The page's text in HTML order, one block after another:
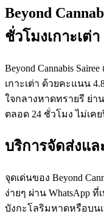
Beyond
ชั่วโมงเกาะเต่า
Beyond Cannabis
เกาะเต่า ด้วยคะแนน
ใจกลางหาดทรายรี ย่า
ตลอด 24 ชั่วโมง ไม่เค
บริการจัดส่งแล
จุดเด่นของ Beyond
ง่ายๆ ผ่าน WhatsApp
บังกะโลริมหาดหรือบน